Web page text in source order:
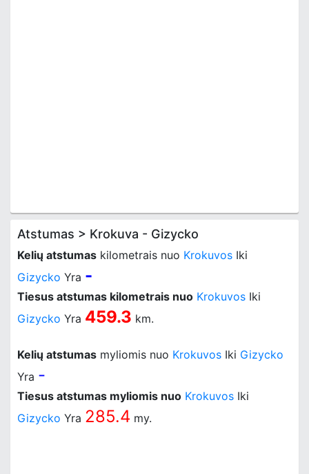
Atstumas > Krokuva - Gizycko
Kelių atstumas kilometrais nuo Krokuvos Iki
Gizycko Yra -
Tiesus atstumas kilometrais nuo Krokuvos Iki
Gizycko Yra 459.3 km.
Kelių atstumas myliomis nuo Krokuvos Iki Gizycko
Yra -
Tiesus atstumas myliomis nuo Krokuvos Iki
Gizycko Yra 285.4 my.